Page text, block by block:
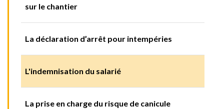
sur le chantier
La déclaration d’arrêt pour intempéries
L'indemnisation du salarié
La prise en charge du risque de canicule